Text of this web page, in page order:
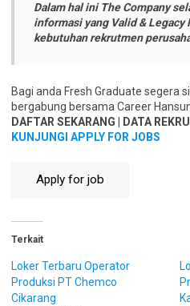
Dalam hal ini The Company
informasi yang Valid & Legacy
kebutuhan rekrutmen
Bagi anda Fresh Graduate segera
bergabung bersama Career
DAFTAR SEKARANG | DATA
KUNJUNGI APPLY FOR JOBS
Terkait
Loker Terbaru Operator
Produksi PT Chemco
Cikarang